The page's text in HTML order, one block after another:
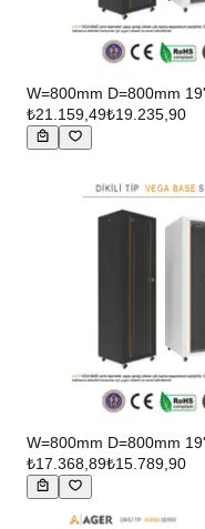
W=800mm D=800mm
₺21.159,49₺19.235,90
W=800mm D=800mm
₺17.368,89₺15.789,90